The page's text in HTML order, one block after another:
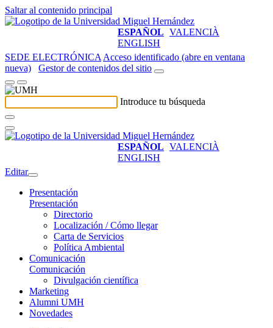
Saltar al contenido principal
ESPAÑOL VALENCIÀ
ENGLISH
SEDE ELECTRÓNICA Acceso identificado (abre en ventana
nueva)
Gestor de contenidos del sitio
Introduce tu búsqueda
ESPAÑOL VALENCIÀ
ENGLISH
Editar
Presentación
Presentación
Directorio
Localización / Cómo llegar
Carta de Servicios
Política Ambiental
Comunicación
Comunicación
Divulgación científica
Marketing
Alumni UMH
Novedades